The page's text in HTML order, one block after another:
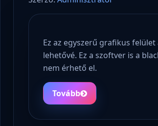
Ez az egyszerű grafikus
lehetővé. Ez a szoftver is a
nem érhető el.
Tovább